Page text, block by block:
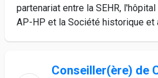
partenariat entre la SEHR,
AP-HP et la Société historique et
Conseiller(ère) de